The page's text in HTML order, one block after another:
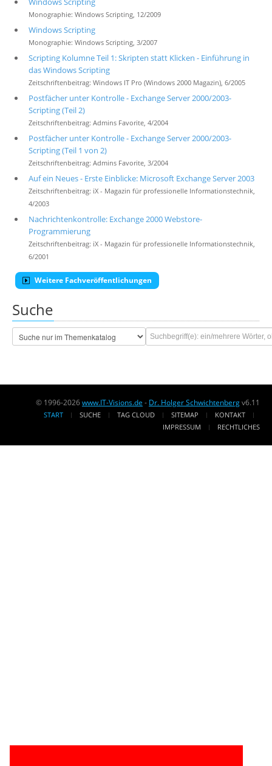
Monographie: Windows Scripting, 12/2009
Windows Scripting
Monographie: Windows Scripting, 3/2007
Scripting Kolumne Teil 1: Skripten statt Klicken - Einführung in
das Windows Scripting
Zeitschriftenbeitrag: Windows IT Pro (Windows 2000 Magazin), 6/2005
Postfächer unter Kontrolle - Exchange Server 2000/2003-
Scripting (Teil 2)
Zeitschriftenbeitrag: Admins Favorite, 4/2004
Postfächer unter Kontrolle - Exchange Server 2000/2003-
Scripting (Teil 1 von 2)
Zeitschriftenbeitrag: Admins Favorite, 3/2004
Auf ein Neues - Erste Einblicke: Microsoft Exchange Server 2003
Zeitschriftenbeitrag: iX - Magazin für professionelle Informationstechnik,
4/2003
Nachrichtenkontrolle: Exchange 2000 Webstore-
Programmierung
Zeitschriftenbeitrag: iX - Magazin für professionelle Informationstechnik,
6/2001
Weitere Fachveröffentlichungen
Suche
© 1996-2026www.IT-Visions.de - Dr. Holger Schwichtenbergv6.11
START SUCHE TAG CLOUD SITEMAP
KONTAKT
IMPRESSUM
RECHTLICHES